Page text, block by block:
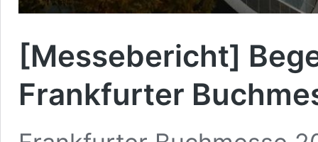
[Messebericht]
Frankfurter